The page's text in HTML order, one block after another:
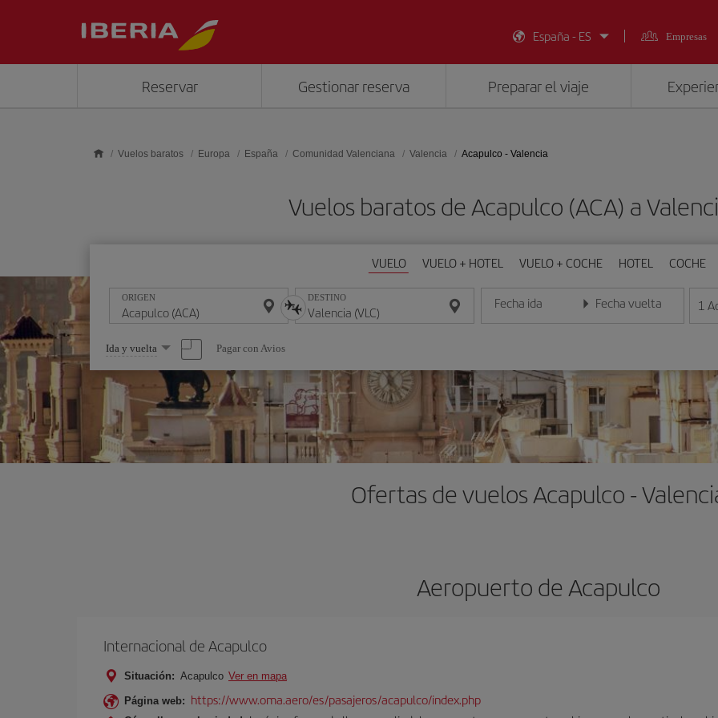
España - ES
Empresas
Reservar Gestionar reserva Preparar el viaje
Vuelos baratos Europa España Comunidad Valenciana Valencia Acapulco - Valencia
Vuelos baratos de Acapulco (ACA) a
VUELO VUELO + HOTEL VUELO + COCHE HOTEL COCHE
ORIGEN DESTINO Fecha ida
Introduce la fecha en formato día/mes/año
Fecha vuelta
Introduce la fecha en 1
Seleccione
una
opción
Ida y vuelta Pagar con Avios
Ofertas de vuelos Acapulco -
Aeropuerto de Acapulco
Internacional de Acapulco
Situación: Acapulco Ver en mapa
Página web: https://www.oma.aero/es/pasajeros/acapulco/index.php